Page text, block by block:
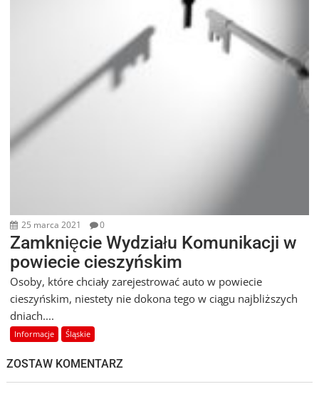
25 marca 2021 0
Zamknięcie Wydziału Komunikacji w
powiecie cieszyńskim
Osoby, które chciały zarejestrować auto w powiecie
cieszyńskim, niestety nie dokona tego w ciągu najbliższych
dniach....
Informacje Śląskie
ZOSTAW KOMENTARZ